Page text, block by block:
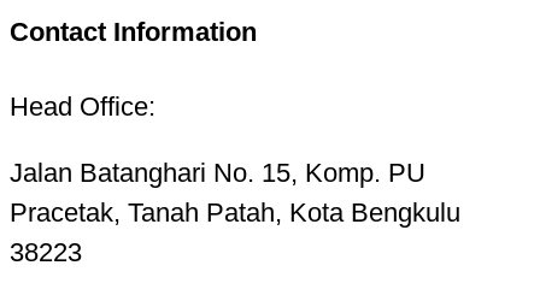
Contact Information
Head Office:
Jalan Batanghari No. 15, Komp. PU
Pracetak, Tanah Patah, Kota Bengkulu
38223